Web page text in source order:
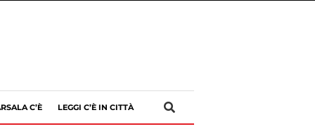
C’È LEGGI C’È IN CITTÀ